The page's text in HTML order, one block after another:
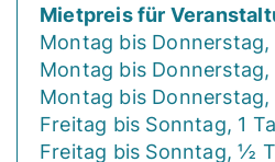
Mietpreis für
Montag bis
Montag bis
Montag bis
Freitag bis Sonntag, 1
Freitag bis Sonntag, ½